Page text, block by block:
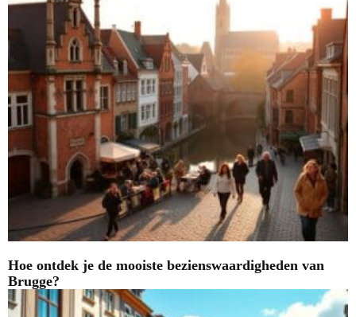
Hoe ontdek je de mooiste bezienswaardigheden van
Brugge?